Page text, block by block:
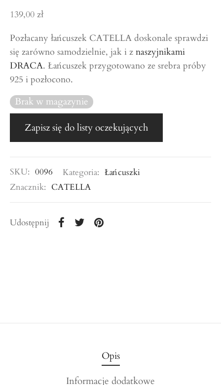
139,00 zł
Pozłacany łańcuszek CATELLA doskonale sprawdzi
się zarówno samodzielnie, jak i z naszyjnikami
DRACA. Łańcuszek przygotowano ze srebra próby
925 i pozłocono.
Brak w magazynie
SKU: 0096 Kategoria: Łańcuszki
Znacznik: CATELLA
Udostępnij
Opis
Informacje dodatkowe